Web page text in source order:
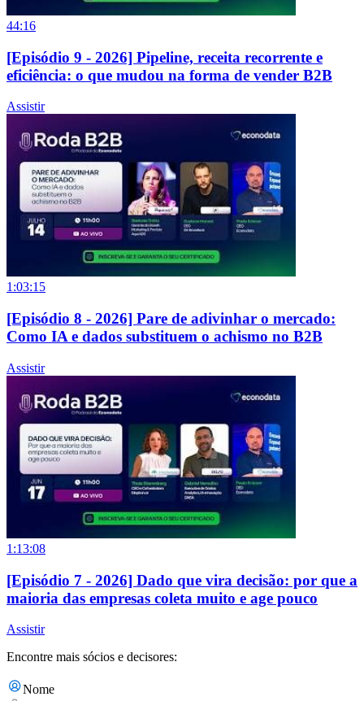
44:16
[Episódio 9 - 2026] Pipeline, receita recorrente e
eficiência: o que mudou na forma de vender B2B
Assistir
1:03:15
[Episódio 8 - 2026] Pare de adivinhar o mercado:
Como IA e dados substituem o achismo no B2B
Assistir
1:13:08
[Episódio 7 - 2026] Dado que vira decisão: por que a
maioria das empresas coleta muito e age pouco
Assistir
Encontre mais sócios e decisores:
Nome